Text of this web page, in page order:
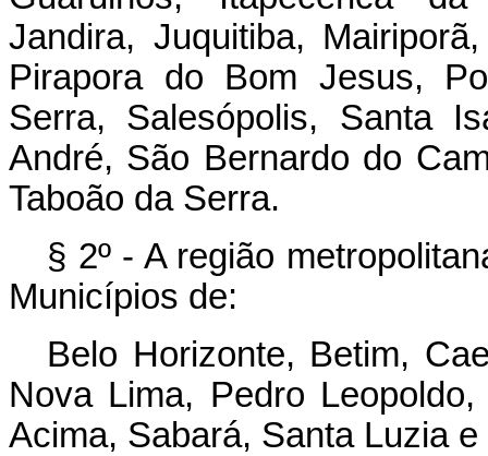
Jandira, Juquitiba,
Pirapora do Bom Jesus,
Serra, Salesópolis, Santa
André, São Bernardo do
Taboão da Serra.
§ 2º - A região
Municípios de:
Belo Horizonte, Betim,
Nova Lima, Pedro
Acima, Sabará, Santa Luzia